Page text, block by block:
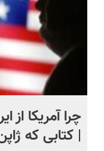
چرا آمریکا
| کتابی که